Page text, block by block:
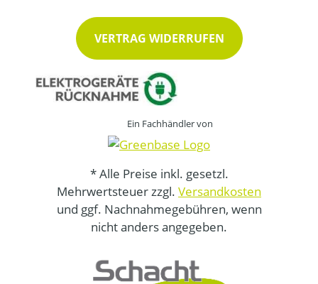
VERTRAG WIDERRUFEN
Ein Fachhändler von
* Alle Preise inkl. gesetzl.
Mehrwertsteuer zzgl. Versandkosten
und ggf. Nachnahmegebühren, wenn
nicht anders angegeben.